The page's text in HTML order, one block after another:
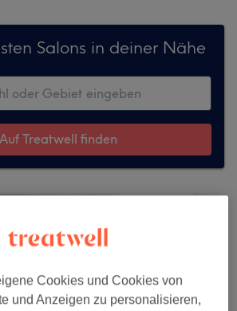
Salons in deiner Nähe
Auf Treatwell finden
Cookies und Cookies von
und Anzeigen zu personalisieren,